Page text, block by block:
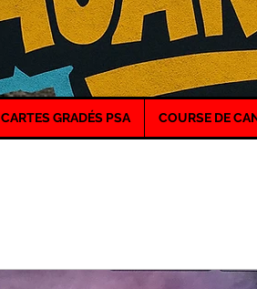
CARTES GRADÉS PSA COURSE DE